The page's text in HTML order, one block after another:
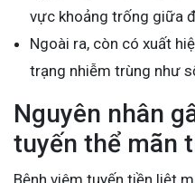
vực khoảng trống giữa
Ngoài ra, còn có xuất
trạng nhiễm trùng như
Nguyên nhân
tuyến thể mãn